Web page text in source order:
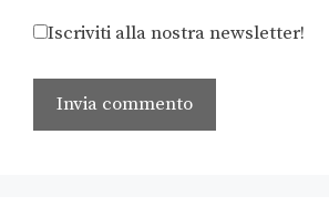
Iscriviti alla nostra newsletter!